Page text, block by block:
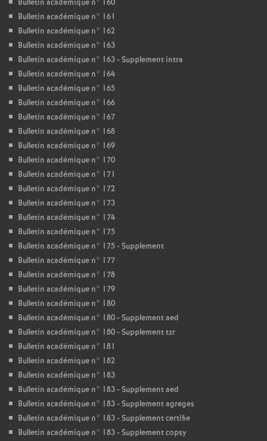
Bulletin académique n° 160
Bulletin académique n° 161
Bulletin académique n° 162
Bulletin académique n° 163
Bulletin académique n° 163 - Supplement intra
Bulletin académique n° 164
Bulletin académique n° 165
Bulletin académique n° 166
Bulletin académique n° 167
Bulletin académique n° 168
Bulletin académique n° 169
Bulletin académique n° 170
Bulletin académique n° 171
Bulletin académique n° 172
Bulletin académique n° 173
Bulletin académique n° 174
Bulletin académique n° 175
Bulletin académique n° 175 - Supplement
Bulletin académique n° 177
Bulletin académique n° 178
Bulletin académique n° 179
Bulletin académique n° 180
Bulletin académique n° 180 - Supplement aed
Bulletin académique n° 180 - Supplement tzr
Bulletin académique n° 181
Bulletin académique n° 182
Bulletin académique n° 183
Bulletin académique n° 183 - Supplement aed
Bulletin académique n° 183 - Supplement agreges
Bulletin académique n° 183 - Supplement certifie
Bulletin académique n° 183 - Supplement copsy